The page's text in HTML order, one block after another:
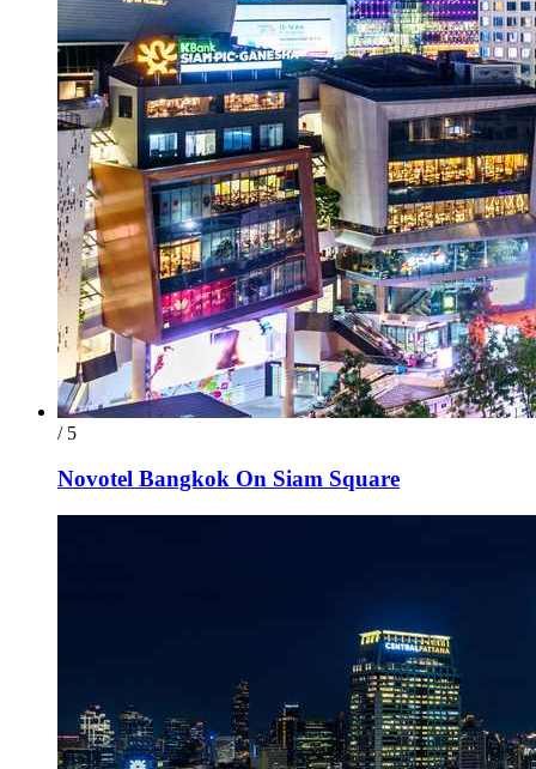
/ 5
Novotel Bangkok On Siam Square